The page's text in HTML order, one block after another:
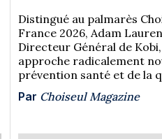
Distingué au palmarès
France 2026, Adam
Directeur Général de
approche radicalement
prévention santé et de la
Par Choiseul Magazine